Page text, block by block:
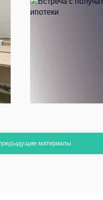
материалы